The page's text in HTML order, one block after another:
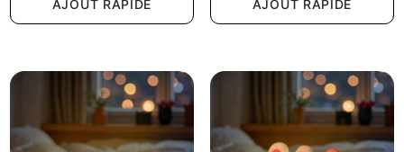
AJOUT RAPIDE AJOUT RAPIDE